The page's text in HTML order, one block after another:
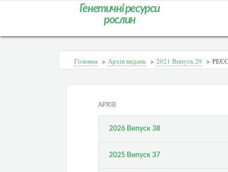
Генетичні ресурси
рослин
Головна > Архів видань > 2021 Випуск 29 >
АРХІВ
2026 Випуск 38
2025 Випуск 37